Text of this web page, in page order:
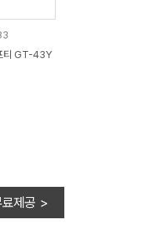
티 GT-43Y
료제공 >